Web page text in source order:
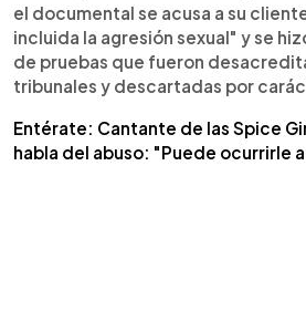
el documental se acusa a su
incluida la agresión sexual" y se
de pruebas que fueron
tribunales y descartadas por
Entérate: Cantante de las Spice
habla del abuso: "Puede ocurrirle